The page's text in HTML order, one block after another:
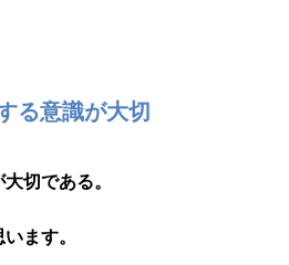
る意識が大切
切である。
ます。